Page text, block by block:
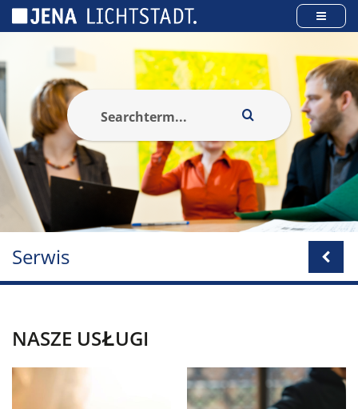
Serwis
NASZE USŁUGI
Panel zarządzania plikami cookies